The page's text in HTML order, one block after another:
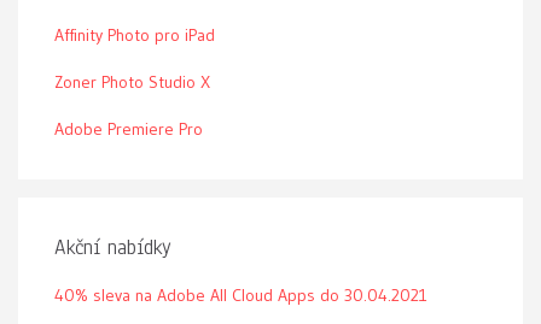
Affinity Photo pro iPad
Zoner Photo Studio X
Adobe Premiere Pro
Akční nabídky
40% sleva na Adobe All Cloud Apps do 30.04.2021